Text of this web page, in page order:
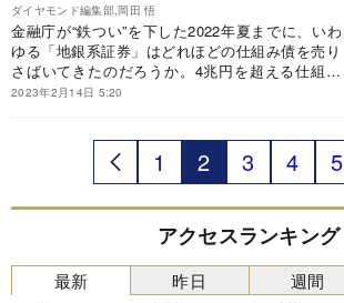
ダイヤモンド編集部,岡田 悟
金融庁が“鉄つい”を下した2022年夏までに、いわ
ゆる「地銀系証券」はどれほどの仕組み債を売り
さばいてきたのだろうか。4兆円を超える仕組み
債市場のうち、3割を占めるとされる公募仕組み
2023年2月14日 5:20
1 2 3 4 5
アクセスランキング
最新 昨日 週間